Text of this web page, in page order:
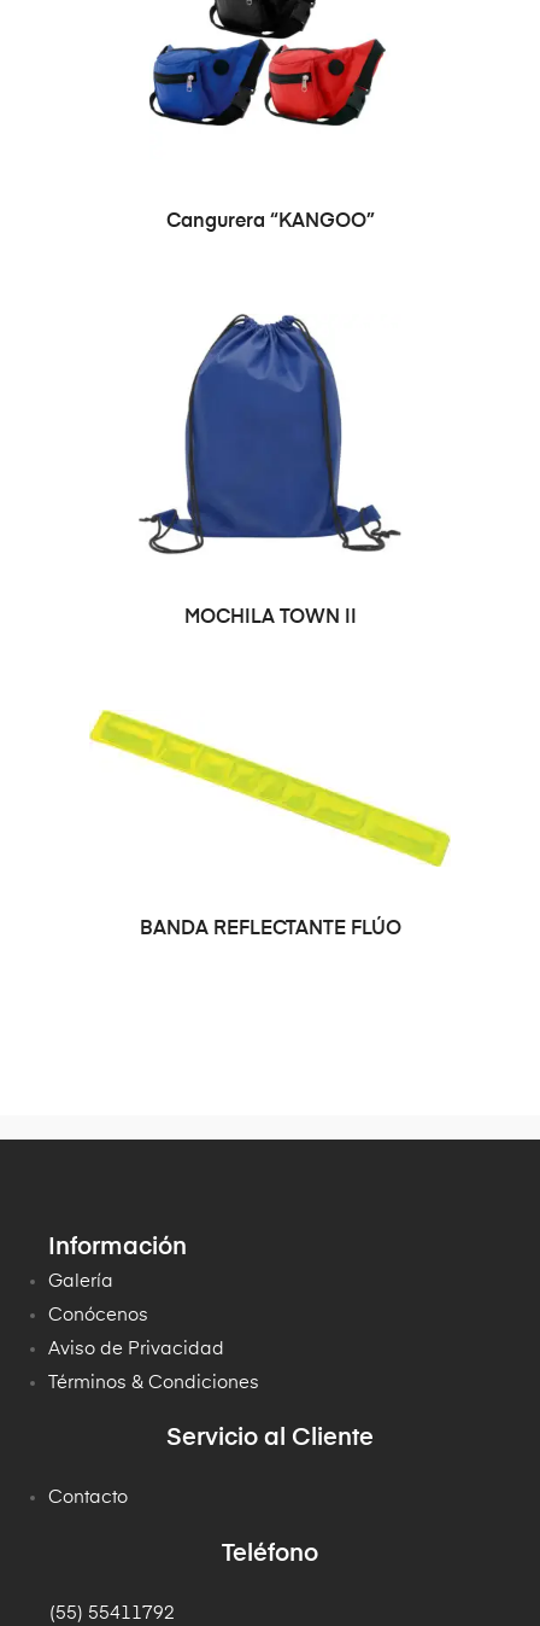
SELECCIONAR OPCIONES
Cangurera “KANGOO”
SELECCIONAR OPCIONES
MOCHILA TOWN II
BANDA REFLECTANTE FLÚO
Información
Galería
Conócenos
Aviso de Privacidad
Términos & Condiciones
Servicio al Cliente
Contacto
Teléfono
(55) 55411792